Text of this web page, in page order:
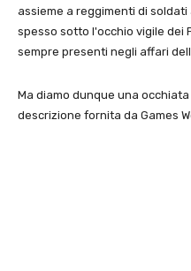
assieme a reggimenti di
spesso sotto l'occhio vigile dei
sempre presenti negli affari
Ma diamo dunque una
descrizione fornita da Games